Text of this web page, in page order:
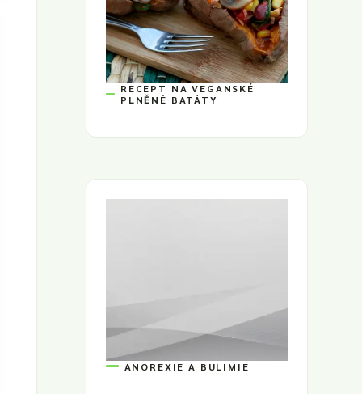
RECEPT NA VEGANSKÉ
PLNĚNÉ BATÁTY
ANOREXIE A BULIMIE